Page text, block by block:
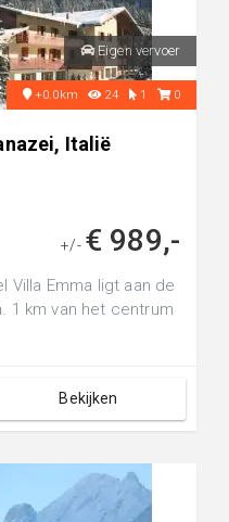
Eigen vervoer
+0.0km 24 1 0
Italië
+/- € 989,-
Villa Emma ligt aan de
1 km van het centrum
Bekijken